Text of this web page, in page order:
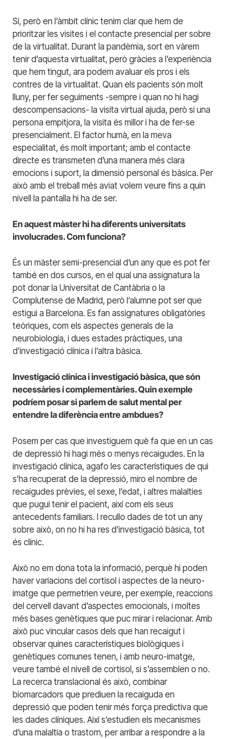
Sí, però en l’àmbit clínic tenim clar que hem de
prioritzar les visites i el contacte presencial per sobre
de la virtualitat. Durant la pandèmia, sort en vàrem
tenir d’aquesta virtualitat, però gràcies a l’experiència
que hem tingut, ara podem avaluar els pros i els
contres de la virtualitat. Quan els pacients són molt
lluny, per fer seguiments -sempre i quan no hi hagi
descompensacions- la visita virtual ajuda, però si una
persona empitjora, la visita és millor i ha de fer-se
presencialment. El factor humà, en la meva
especialitat, és molt important; amb el contacte
directe es transmeten d’una manera més clara
emocions i suport, la dimensió personal és bàsica. Per
això amb el treball més aviat volem veure fins a quin
nivell la pantalla hi ha de ser.
En aquest màster hi ha diferents universitats
involucrades. Com funciona?
És un màster semi-presencial d’un any que es pot fer
també en dos cursos, en el qual una assignatura la
pot donar la Universitat de Cantàbria o la
Complutense de Madrid, però l’alumne pot ser que
estigui a Barcelona. Es fan assignatures obligatòries
teòriques, com els aspectes generals de la
neurobiologia, i dues estades pràctiques, una
d’investigació clínica i l’altra bàsica.
Investigació clínica i investigació bàsica, que són
necessàries i complementàries. Quin exemple
podríem posar si parlem de salut mental per
entendre la diferència entre ambdues?
Posem per cas que investiguem què fa que en un cas
de depressió hi hagi més o menys recaigudes. En la
investigació clínica, agafo les característiques de qui
s’ha recuperat de la depressió, miro el nombre de
recaigudes prèvies, el sexe, l’edat, i altres malalties
que pugui tenir el pacient, així com els seus
antecedents familiars. I recullo dades de tot un any
sobre això, on no hi ha res d’investigació bàsica, tot
és clínic.
Això no em dona tota la informació, perquè hi poden
haver variacions del cortisol i aspectes de la neuro-
imatge que permetrien veure, per exemple, reaccions
del cervell davant d’aspectes emocionals, i moltes
més bases genètiques que puc mirar i relacionar. Amb
això puc vincular casos dels que han recaigut i
observar quines característiques biològiques i
genètiques comunes tenen, i amb neuro-imatge,
veure també el nivell de cortisol, si s’assemblen o no.
La recerca translacional és això, combinar
biomarcadors que prediuen la recaiguda en
depressió que poden tenir més força predictiva que
les dades clíniques. Així s’estudien els mecanismes
d’una malaltia o trastorn, per arribar a respondre a la